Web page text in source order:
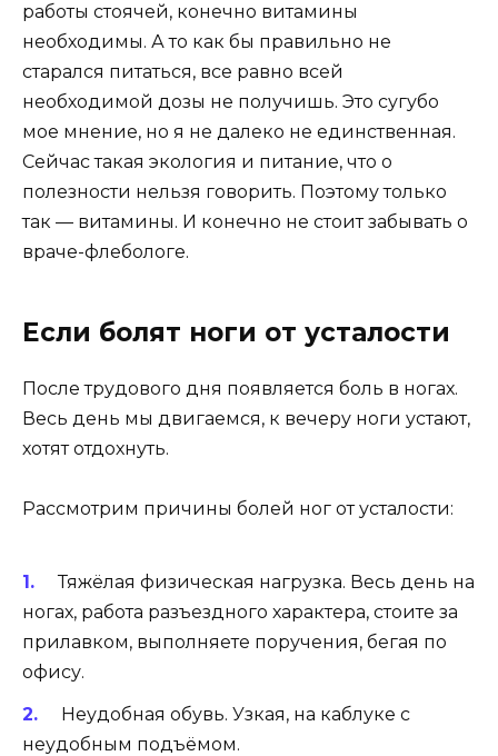
работы стоячей, конечно витамины
необходимы. А то как бы правильно не
старался питаться, все равно всей
необходимой дозы не получишь. Это сугубо
мое мнение, но я не далеко не единственная.
Сейчас такая экология и питание, что о
полезности нельзя говорить. Поэтому только
так — витамины. И конечно не стоит забывать о
враче-флебологе.
Если болят ноги от усталости
После трудового дня появляется боль в ногах.
Весь день мы двигаемся, к вечеру ноги устают,
хотят отдохнуть.
Рассмотрим причины болей ног от усталости:
Тяжёлая физическая нагрузка. Весь день на
ногах, работа разъездного характера, стоите за
прилавком, выполняете поручения, бегая по
офису.
Неудобная обувь. Узкая, на каблуке с
неудобным подъёмом.